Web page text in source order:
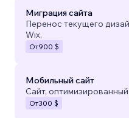
Миграция сайта
Перенос текущего
Wix.
От900 $
Мобильный сайт
Сайт,
От300 $